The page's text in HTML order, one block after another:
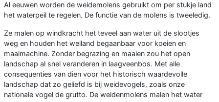
Al eeuwen worden de weidemolens gebruikt om per stukje land
het waterpeil te regelen. De functie van de molens is tweeledig.
Ze malen op windkracht het teveel aan water uit de slootjes
weg en houden het weiland begaanbaar voor koeien en
maaimachine. Zonder begrazing en maaien zou het open
landschap al snel veranderen in laagveenbos. Met alle
consequenties van dien voor het historisch waardevolle
landschap dat zo geliefd is bij weidevogels, zoals onze
nationale vogel de grutto. De weidenmolens malen het water